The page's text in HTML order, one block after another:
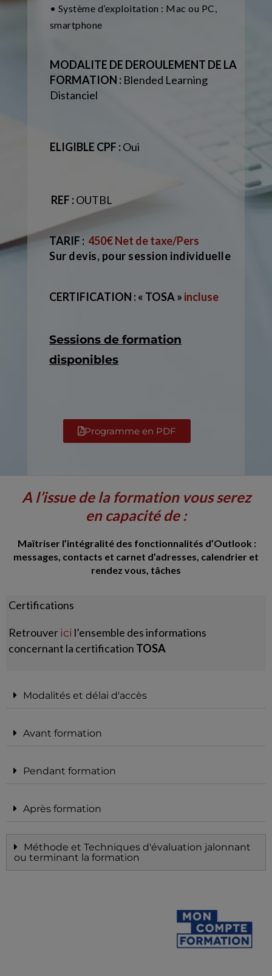
• Système d’exploitation : Mac ou PC,
smartphone
MODALITE DE DEROULEMENT DE LA
FORMATION : Blended Learning
Distanciel
ELIGIBLE CPF :Oui
REF :OUTBL
TARIF : 450€ Net de taxe/Pers
Sur devis, pour session individuelle
CERTIFICATION : « TOSA » incluse
Sessions de formation
disponibles
Programme en PDF
A l’issue de la formation vous serez
en capacité de :
Maîtriser l’intégralité des fonctionnalités d’Outlook :
messages, contacts et carnet d’adresses, calendrier et
rendez vous, tâches
Certifications
Retrouverici l’ensemble des informations
concernant la certification TOSA
Modalités et délai d'accès
Avant formation
Pendant formation
Après formation
Méthode et Techniques d'évaluation jalonnant
ou terminant la formation